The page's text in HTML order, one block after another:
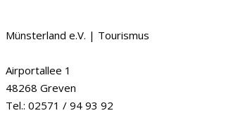
Münsterland e.V. | Tourismus
Airportallee 1
48268 Greven
Tel.: 02571 / 94 93 92